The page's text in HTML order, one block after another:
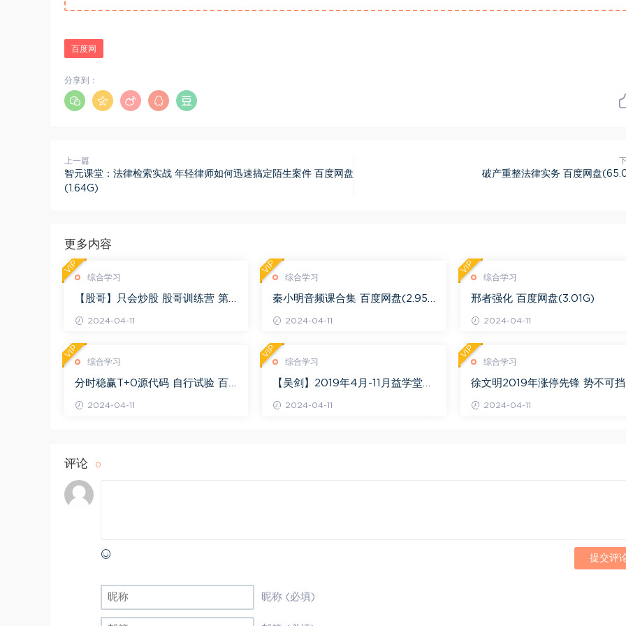
百度网
分享到：
上一篇
智元课堂：法律检索实战 年轻律师如何迅速搞定陌生案件 百度网盘
(1.64G)
破产重整法律实务 百度网盘
更多内容
综合学习
【股哥】只会炒股 股哥训练营 第
2024-04-11
VIP
综合学习
秦小明音频课合集 百度网盘(2.95
2024-04-11
VIP
综合学习
邢者强化 百度网盘(3.01G)
2024-04-11
VIP
综合学习
分时稳赢T+0源代码 自行试验 百
2024-04-11
VIP
综合学习
【吴剑】2019年4月-11月益学堂吴
2024-04-11
VIP
综合学习
徐文明2019年涨停先锋 势不可挡
百度网盘(10.98G)
2024-04-11
VIP
评论 0
提交评
昵称 (必填)